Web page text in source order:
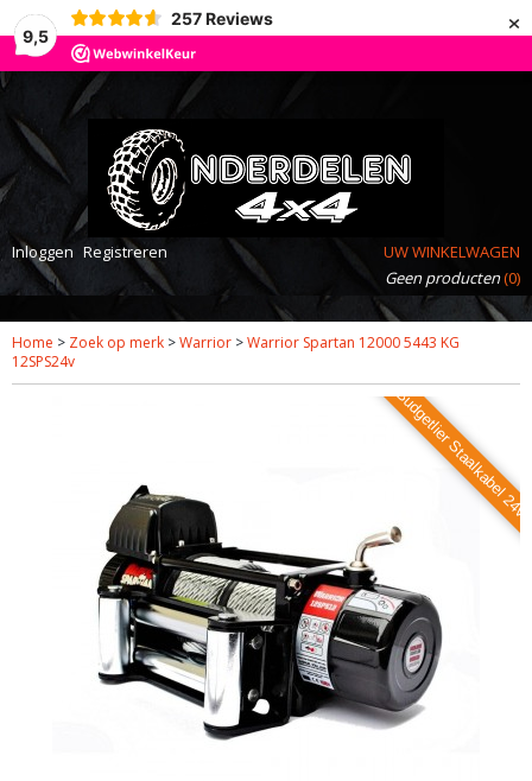
9,5
257 Reviews ×
Inloggen Registreren
UW WINKELWAGEN
Geen producten(0)
Home > Zoek op merk >Warrior >Warrior Spartan 12000 5443 KG
12SPS24v
Budgetlier Staalkabel 24v